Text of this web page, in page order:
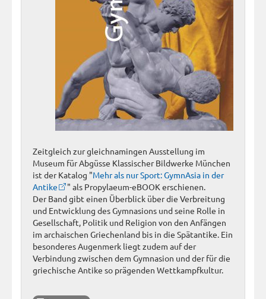
Zeitgleich zur gleichnamingen Ausstellung im
Museum für Abgüsse Klassischer Bildwerke München
ist der Katalog "Mehr als nur Sport: GymnAsia in der
Antike
" als Propylaeum-eBOOK erschienen.
Der Band gibt einen Überblick über die Verbreitung
und Entwicklung des Gymnasions und seine Rolle in
Gesellschaft, Politik und Religion von den Anfängen
im archaischen Griechenland bis in die Spätantike. Ein
besonderes Augenmerk liegt zudem auf der
Verbindung zwischen dem Gymnasion und der für die
griechische Antike so prägenden Wettkampfkultur.